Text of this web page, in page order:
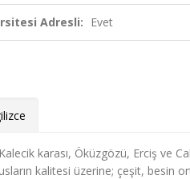
Adresli: Evet
karası, Öküzgözü, Erciş ve
kalitesi üzerine; çeşit, besin